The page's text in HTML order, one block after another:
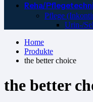
Reha/
Pflege
Urin-/
Home
Produkte
the better choice
the better